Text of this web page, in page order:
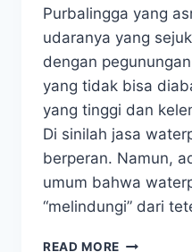
Purbalingga yang
udaranya yang
dengan
yang tidak bisa
yang tinggi dan
Di sinilah jasa
berperan. Namun,
umum bahwa
“melindungi” dari
READ MORE